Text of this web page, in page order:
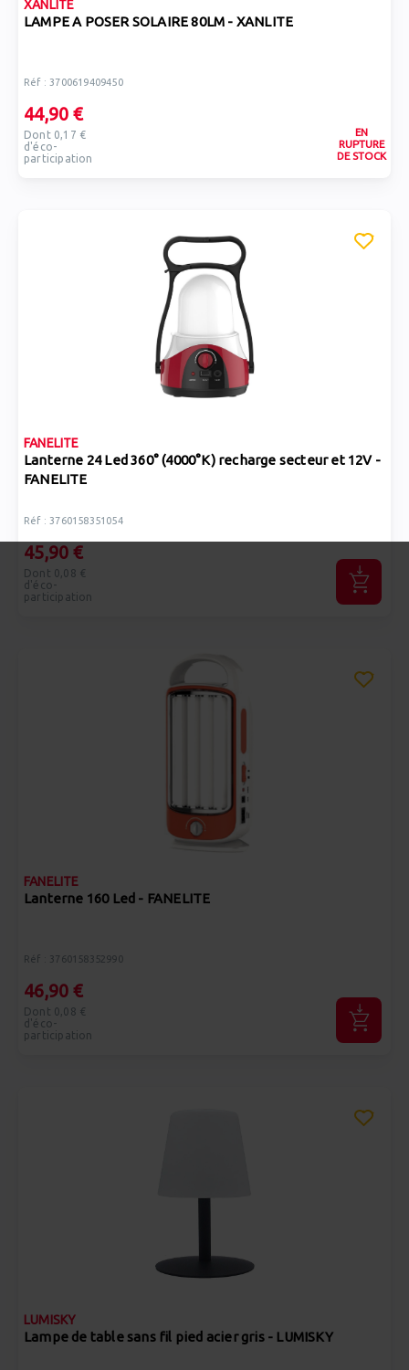
XANLITE
LAMPE A POSER SOLAIRE 80LM - XANLITE
Réf : 3700619409450
44,90 €
Dont 0,17 €
d'éco-
participation
EN
RUPTURE
DE STOCK
FANELITE
Lanterne 24 Led 360° (4000°K) recharge secteur et 12V -
FANELITE
Réf : 3760158351054
45,90 €
Dont 0,08 €
d'éco-
participation
FANELITE
Lanterne 160 Led - FANELITE
Réf : 3760158352990
46,90 €
Dont 0,08 €
d'éco-
participation
LUMISKY
Lampe de table sans fil pied acier gris - LUMISKY